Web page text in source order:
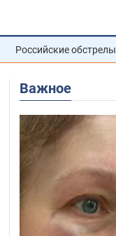
Российские обстрелы
Важное